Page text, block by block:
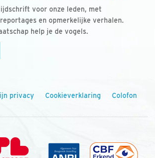
voor onze leden, met
en opmerkelijke verhalen.
help je de vogels.
privacy Cookieverklaring Colofon